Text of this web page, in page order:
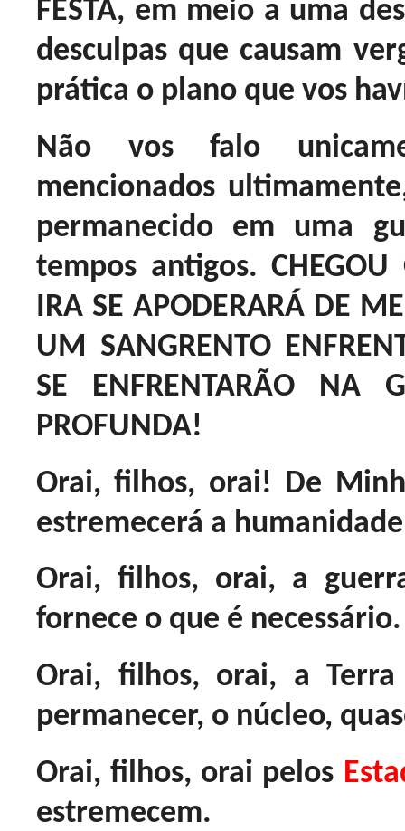
FESTA, em meio a uma
desculpas que causam
prática o plano que vos
Não vos falo
mencionados
permanecido em uma
tempos antigos.
IRA SE APODERARÁ DE
UM SANGRENTO
SE ENFRENTARÃO NA
PROFUNDA!
Orai, filhos, orai! De
estremecerá a
Orai, filhos, orai, a
fornece o que é necessário.
Orai, filhos, orai, a
permanecer, o núcleo,
Orai, filhos, orai pelos
estremecem.